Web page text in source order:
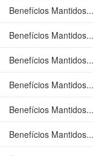
Benefícios Mantidos...
Benefícios Mantidos...
Benefícios Mantidos...
Benefícios Mantidos...
Benefícios Mantidos...
Benefícios Mantidos...